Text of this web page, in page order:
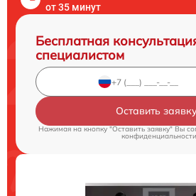
от 35 минут
Бесплатная
специалистом
Оставить
Нажимая на кнопку "Оставить заявку" Вы
конфиденциальности